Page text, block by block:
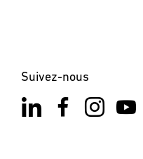
Suivez-nous